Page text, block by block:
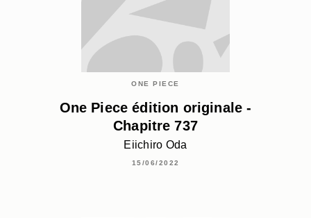
ONE PIECE
One Piece édition originale -
Chapitre 737
Eiichiro Oda
15/06/2022